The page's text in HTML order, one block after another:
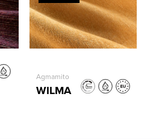
Agmamito
WILMA